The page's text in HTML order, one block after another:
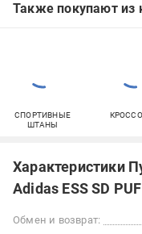
Также покупают из
СПОРТИВНЫЕ
ШТАНЫ
Характеристики
Adidas ESS SD
Обмен и возврат: